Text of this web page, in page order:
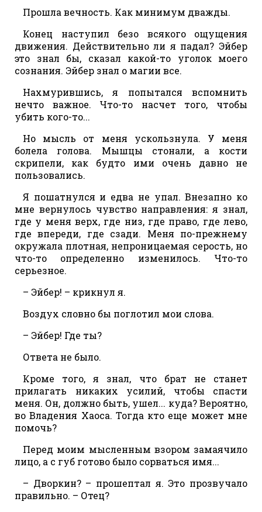
Прошла вечность. Как минимум дважды.
Конец наступил безо всякого ощущения
движения. Действительно ли я падал? Эйбер
это знал бы, сказал какой-то уголок моего
сознания. Эйбер знал о магии все.
Нахмурившись, я попытался вспомнить
нечто важное. Что-то насчет того, чтобы
убить кого-то...
Но мысль от меня ускользнула. У меня
болела голова. Мышцы стонали, а кости
скрипели, как будто ими очень давно не
пользовались.
Я пошатнулся и едва не упал. Внезапно ко
мне вернулось чувство направления: я знал,
где у меня верх, где низ, где право, где лево,
где впереди, где сзади. Меня по-прежнему
окружала плотная, непроницаемая серость, но
что-то определенно изменилось. Что-то
серьезное.
– Эйбер! – крикнул я.
Воздух словно бы поглотил мои слова.
– Эйбер! Где ты?
Ответа не было.
Кроме того, я знал, что брат не станет
прилагать никаких усилий, чтобы спасти
меня. Он, должно быть, ушел... куда? Вероятно,
во Владения Хаоса. Тогда кто еще может мне
помочь?
Перед моим мысленным взором замаячило
лицо, а с губ готово было сорваться имя...
– Дворкин? – прошептал я. Это прозвучало
правильно. – Отец?